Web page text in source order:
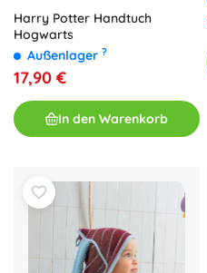
Harry Potter Handtuch
Hogwarts
Außenlager ?
17,90 €
In den Warenkorb